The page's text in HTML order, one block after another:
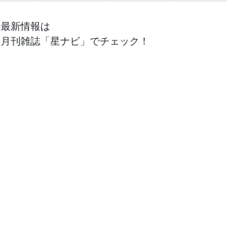
最新情報は
月刊雑誌「星ナビ」でチェック！